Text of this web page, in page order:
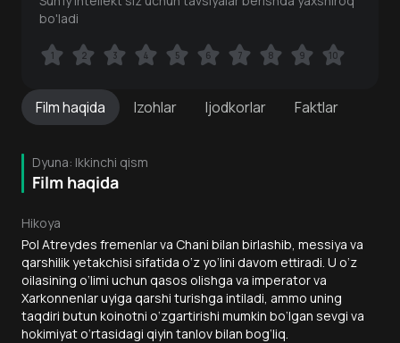
Filmhaqida Izohlar Ijodkorlar Faktlar
Dyuna: Ikkinchi qism
Film haqida
Hikoya
Pol Atreydes fremenlar va Chani bilan birlashib, messiya va
qarshilik yetakchisi sifatida o‘z yo‘lini davom ettiradi. U o‘z
oilasining o‘limi uchun qasos olishga va imperator va
Xarkonnenlar uyiga qarshi turishga intiladi, ammo uning
taqdiri butun koinotni o‘zgartirishi mumkin bo‘lgan sevgi va
hokimiyat o‘rtasidagi qiyin tanlov bilan bog‘liq.
bo'ladi
1 2 3 4 5 6 7 8 9 10
1 2 3 4 5 6 7 8 9 10